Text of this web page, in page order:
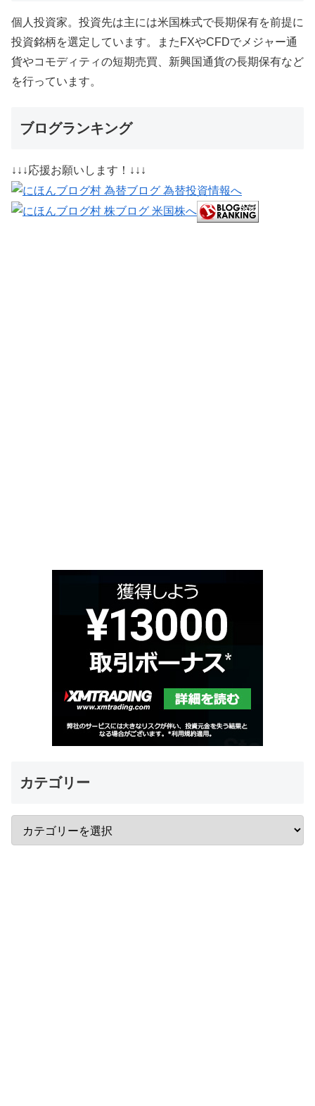
個人投資家。投資先は主には米国株式で長期保有を前提に
投資銘柄を選定しています。またFXやCFDでメジャー通
貨やコモディティの短期売買、新興国通貨の長期保有など
を行っています。
ブログランキング
↓↓↓応援お願いします！↓↓↓
カテゴリー